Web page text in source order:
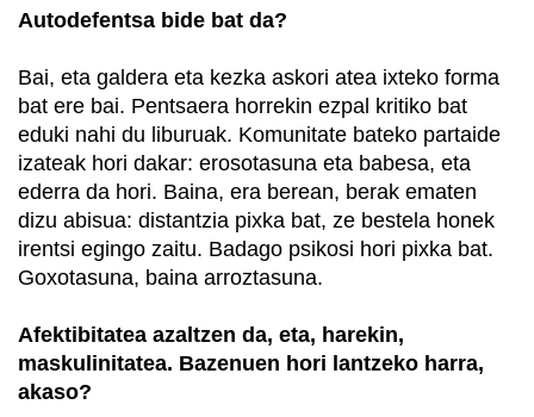
Autodefentsa bide bat da?
Bai, eta galdera eta kezka askori atea ixteko forma
bat ere bai. Pentsaera horrekin ezpal kritiko bat
eduki nahi du liburuak. Komunitate bateko partaide
izateak hori dakar: erosotasuna eta babesa, eta
ederra da hori. Baina, era berean, berak ematen
dizu abisua: distantzia pixka bat, ze bestela honek
irentsi egingo zaitu. Badago psikosi hori pixka bat.
Goxotasuna, baina arroztasuna.
Afektibitatea azaltzen da, eta, harekin,
maskulinitatea. Bazenuen hori lantzeko harra,
akaso?